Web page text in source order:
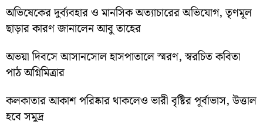
অভিষেকের দুর্ব্যবহার ও মানসিক অত্যাচারের অভিযোগ, তৃণমূল
ছাড়ার কারণ জানালেন আবু তাহের
অভয়া দিবসে আসানসোল হাসপাতালে স্মরণ, স্বরচিত কবিতা
পাঠ অগ্নিমিত্রার
কলকাতার আকাশ পরিষ্কার থাকলেও ভারী বৃষ্টির পূর্বাভাস, উত্তাল
হবে সমুদ্র